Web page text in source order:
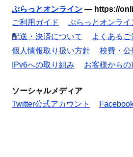
ぷらっとオンライン — https://
ご利用ガイド
ぷらっとオンライ
配送・決済について
よくあるご
個人情報取り扱い方針
校費・
IPv6への取り組み
お客様からの
ソーシャルメディア
Twitter公式アカウント